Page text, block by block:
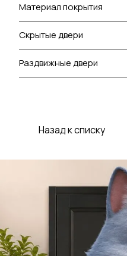
Материал покрытия
Скрытые двери
Раздвижные двери
Назад к списку